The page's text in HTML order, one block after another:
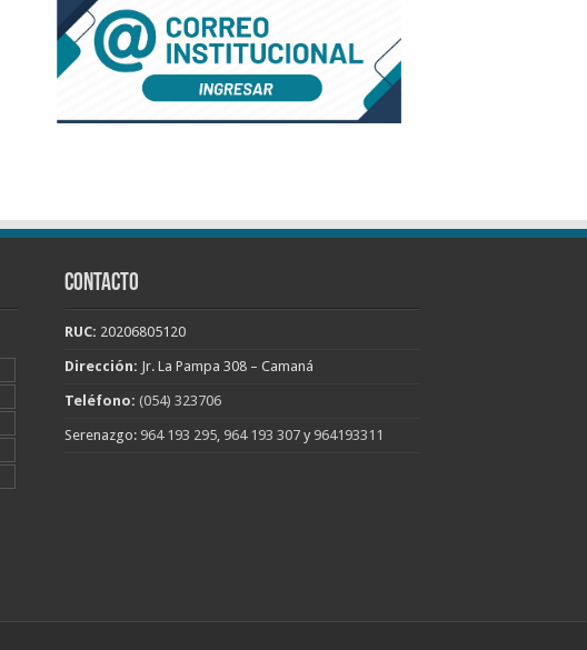
CONTACTO
RUC: 20206805120
Dirección: Jr. La Pampa 308 – Camaná
Teléfono: (054) 323706
Serenazgo: 964 193 295 964 193 307 y 964193311